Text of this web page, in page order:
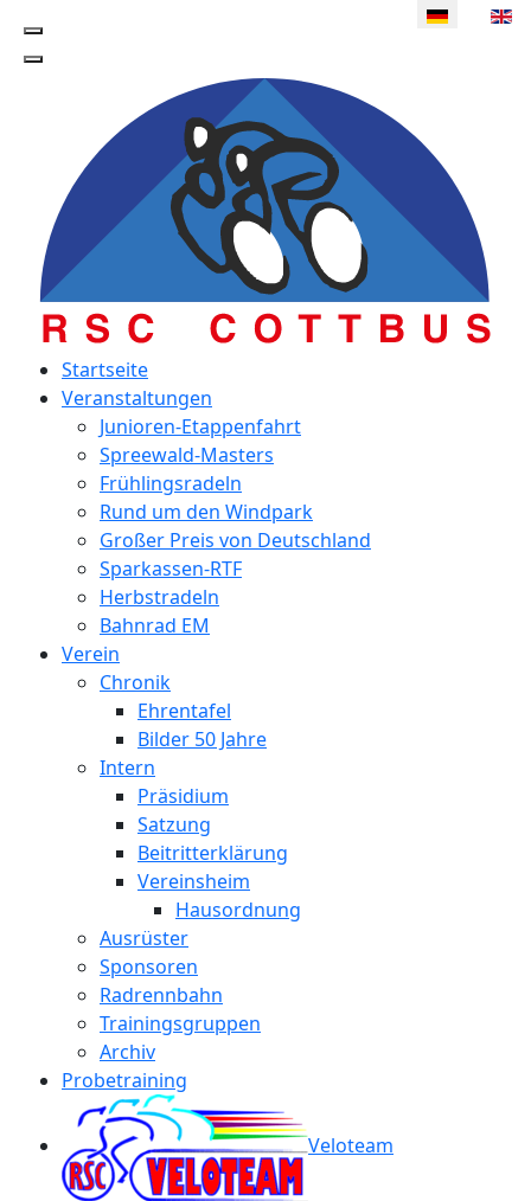
Sprache
Startseite
Veranstaltungen
Junioren-Etappenfahrt
Spreewald-Masters
Frühlingsradeln
Rund um den Windpark
Großer Preis von Deutschland
Sparkassen-RTF
Herbstradeln
Bahnrad EM
Verein
Chronik
Ehrentafel
Bilder 50 Jahre
Intern
Präsidium
Satzung
Beitritterklärung
Vereinsheim
Hausordnung
Ausrüster
Sponsoren
Radrennbahn
Trainingsgruppen
Archiv
Probetraining
Veloteam